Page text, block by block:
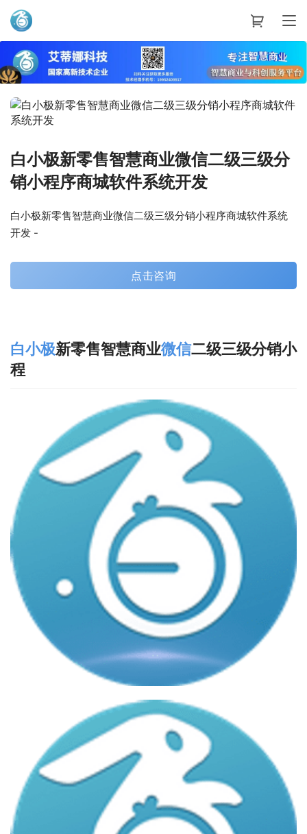
艾蒂娜科技
白小极新零售智慧商业微信二级三级分
销小程序商城软件系统开发
白小极新零售智慧商业微信二级三级分销小程序商城软件系统
开发 -
点击咨询
白小极新零售智慧商业微信二级三级分销小
程